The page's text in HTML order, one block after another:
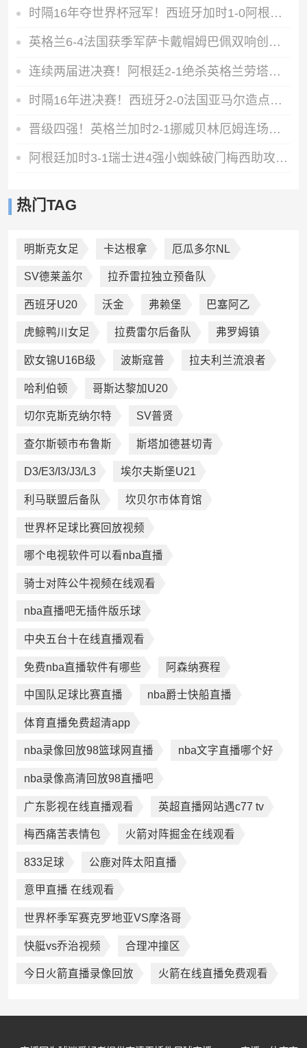
时隔16年夺世界杯冠军！西班牙加时1-0阿根廷费兰制胜恩佐染红
英格兰6-4法国获季军萨卡戴帽姆巴佩双响创纪录奥利塞2助+失良机
连续两届进决赛！阿根廷2-1绝杀英格兰劳塔罗恩佐破门梅西两助攻
时隔16年进决赛！西班牙2-0法国亚马尔造点奥亚萨瓦尔、波罗破门
晋级四强！英格兰加时2-1挪威贝林厄姆连场双响谢尔德鲁普破门
阿根廷加时3-1瑞士进4强小蜘蛛破门梅西助攻麦卡恩博洛假摔染红
热门TAG
明斯克女足 卡达根拿 厄瓜多尔NL
SV德莱盖尔 拉乔雷拉独立预备队
西班牙U20 沃金 弗赖堡 巴塞阿乙
虎鲸鸭川女足 拉费雷尔后备队 弗罗姆镇
欧女锦U16B级 波斯寇普 拉夫利兰流浪者
哈利伯顿 哥斯达黎加U20
切尔克斯克纳尔特 SV普贤
查尔斯顿市布鲁斯 斯塔加德甚切青
D3/E3/I3/J3/L3 埃尔夫斯堡U21
利马联盟后备队 坎贝尔市体育馆
世界杯足球比赛回放视频
哪个电视软件可以看nba直播
骑士对阵公牛视频在线观看
nba直播吧无插件版乐球
中央五台十在线直播观看
免费nba直播软件有哪些 阿森纳赛程
中国队足球比赛直播 nba爵士快船直播
体育直播免费超清app
nba录像回放98篮球网直播 nba文字直播哪个好
nba录像高清回放98直播吧
广东影视在线直播观看 英超直播网站遇c77 tv
梅西痛苦表情包 火箭对阵掘金在线观看
833足球 公鹿对阵太阳直播
意甲直播 在线观看
世界杯季军赛克罗地亚VS摩洛哥
快艇vs乔治视频 合理冲撞区
今日火箭直播录像回放 火箭在线直播免费观看